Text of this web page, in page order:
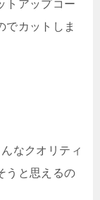
トアップコー
でカットしま
なクオリティ
うと思えるの